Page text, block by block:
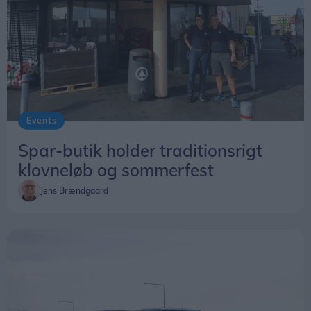
Events
Spar-butik holder traditionsrigt
klovneløb og sommerfest
Jens Brændgaard